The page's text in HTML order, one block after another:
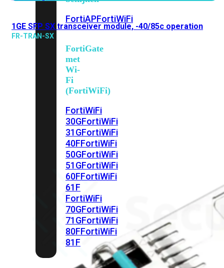
FortiAPFortiWiFi
FortiGate
met
Wi-
Fi
(FortiWiFi)
FortiWiFi
30GFortiWiFi
31GFortiWiFi
40FFortiWiFi
50GFortiWiFi
51GFortiWiFi
60FFortiWiFi
61F
FortiWiFi
70GFortiWiFi
71GFortiWiFi
80FFortiWiFi
81F
1GE SFP SX transceiver module, -40/85c operation
FR-TRAN-SX